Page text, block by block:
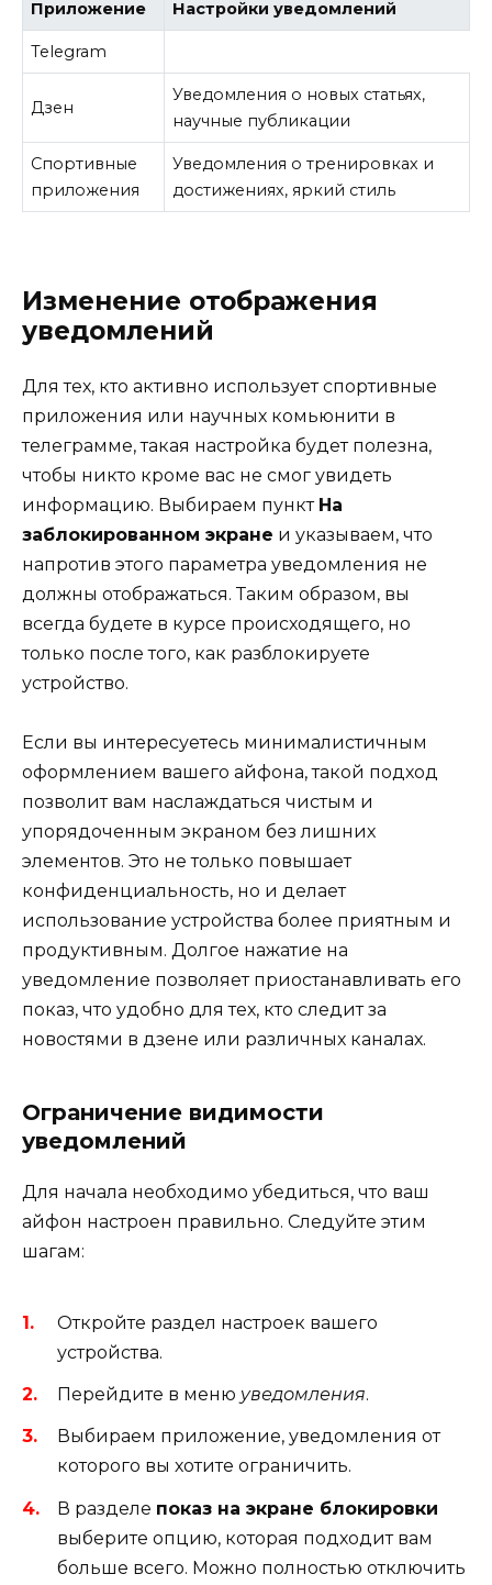
Приложение Настройки уведомлений
Telegram
Дзен
Уведомления о новых статьях,
научные публикации
Спортивные
приложения
Уведомления о тренировках и
достижениях, яркий стиль
Изменение отображения
уведомлений
Для тех, кто активно использует спортивные
приложения или научных комьюнити в
телеграмме, такая настройка будет полезна,
чтобы никто кроме вас не смог увидеть
информацию. Выбираем пункт На
заблокированном экране и указываем, что
напротив этого параметра уведомления не
должны отображаться. Таким образом, вы
всегда будете в курсе происходящего, но
только после того, как разблокируете
устройство.
Если вы интересуетесь минималистичным
оформлением вашего айфона, такой подход
позволит вам наслаждаться чистым и
упорядоченным экраном без лишних
элементов. Это не только повышает
конфиденциальность, но и делает
использование устройства более приятным и
продуктивным. Долгое нажатие на
уведомление позволяет приостанавливать его
показ, что удобно для тех, кто следит за
новостями в дзене или различных каналах.
Ограничение видимости
уведомлений
Для начала необходимо убедиться, что ваш
айфон настроен правильно. Следуйте этим
шагам:
Откройте раздел настроек вашего
устройства.
Перейдите в меню уведомления.
Выбираем приложение, уведомления от
которого вы хотите ограничить.
В разделе показ на экране блокировки
выберите опцию, которая подходит вам
больше всего. Можно полностью отключить